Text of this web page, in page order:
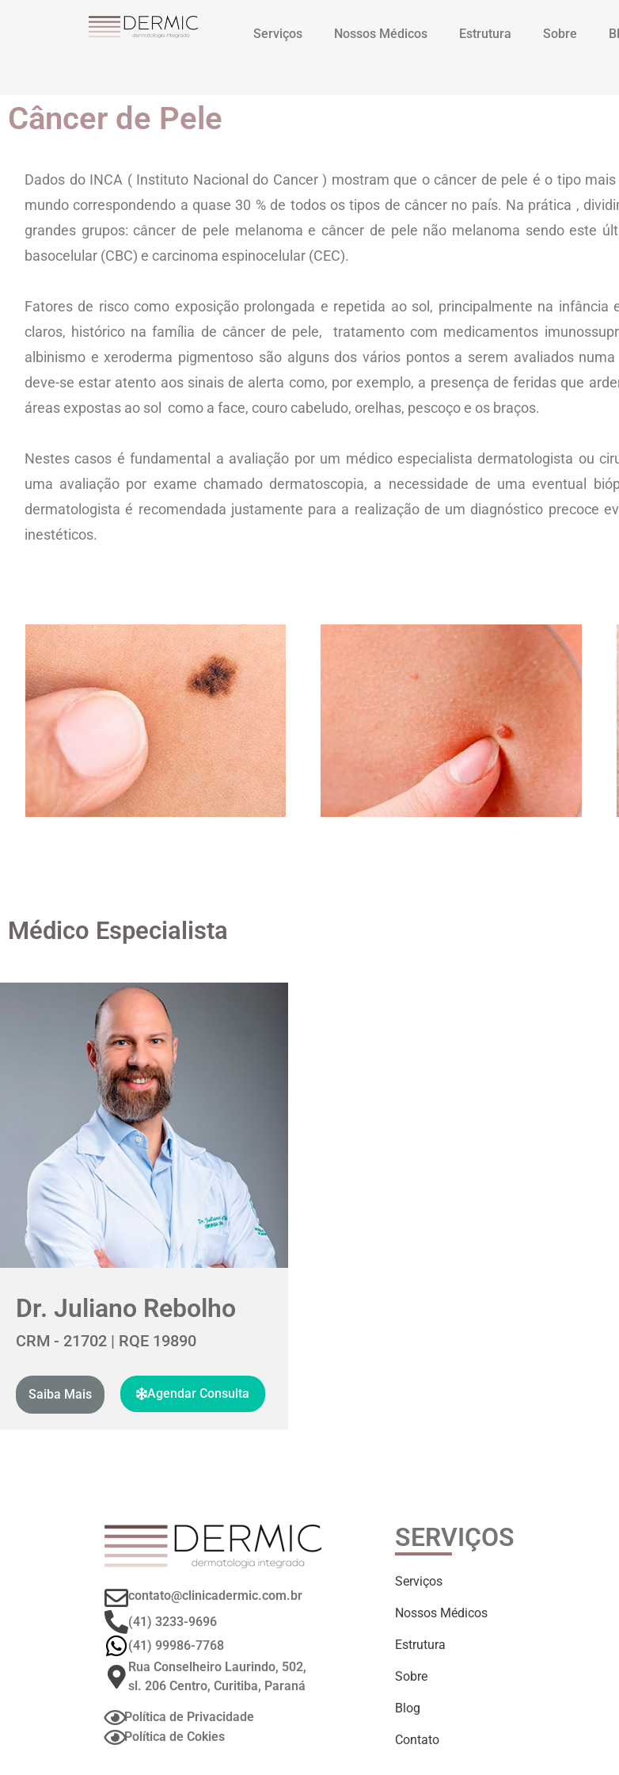
Serviços Nossos Médicos Estrutura Sobre
Câncer de Pele
Dados do INCA ( Instituto Nacional do Cancer ) mostram que o câncer de pele é o tipo
mundo correspondendo a quase 30 % de todos os tipos de câncer no país. Na prática ,
grandes grupos: câncer de pele melanoma e câncer de pele não melanoma sendo este
basocelular (CBC) e carcinoma espinocelular (CEC).
Fatores de risco como exposição prolongada e repetida ao sol, principalmente na
claros, histórico na família de câncer de pele, tratamento com medicamentos
albinismo e xeroderma pigmentoso são alguns dos vários pontos a serem avaliados
deve-se estar atento aos sinais de alerta como, por exemplo, a presença de feridas que
áreas expostas ao sol como a face, couro cabeludo, orelhas, pescoço e os braços.
Nestes casos é fundamental a avaliação por um médico especialista dermatologista ou
uma avaliação por exame chamado dermatoscopia, a necessidade de uma eventual
dermatologista é recomendada justamente para a realização de um diagnóstico precoce
inestéticos.
Médico Especialista
Dr. Juliano Rebolho
CRM - 21702 | RQE 19890
Saiba Mais Agendar Consulta
contato@clinicadermic.com.br
(41) 3233-9696
(41) 99986-7768
Rua Conselheiro Laurindo, 502,
sl. 206 Centro, Curitiba, Paraná
Política de Privacidade
Política de Cokies
SERVIÇOS
Serviços
Nossos Médicos
Estrutura
Sobre
Blog
Contato